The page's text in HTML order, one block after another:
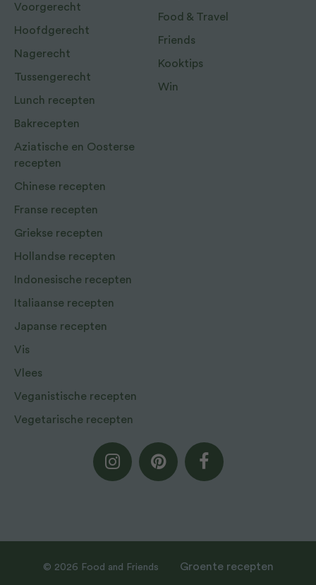
Voorgerecht
Hoofdgerecht
Nagerecht
Tussengerecht
Lunch recepten
Bakrecepten
Aziatische en Oosterse
recepten
Chinese recepten
Franse recepten
Griekse recepten
Hollandse recepten
Indonesische recepten
Italiaanse recepten
Japanse recepten
Vis
Vlees
Veganistische recepten
Vegetarische recepten
Food & Travel
Friends
Kooktips
Win
© 2026 Food and Friends Groente recepten